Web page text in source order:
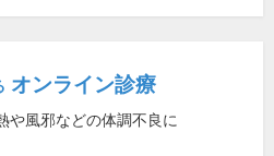
オンライン診療
や風邪などの体調不良に